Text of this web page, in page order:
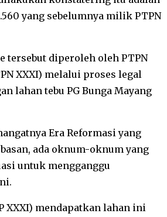
yang sebelumnya milik PTPN
tersebut diperoleh oleh PTPN
XXXI) melalui proses legal
lahan tebu PG Bunga Mayang
Era Reformasi yang
ada oknum-oknum yang
untuk mengganggu
XXXI) mendapatkan lahan ini